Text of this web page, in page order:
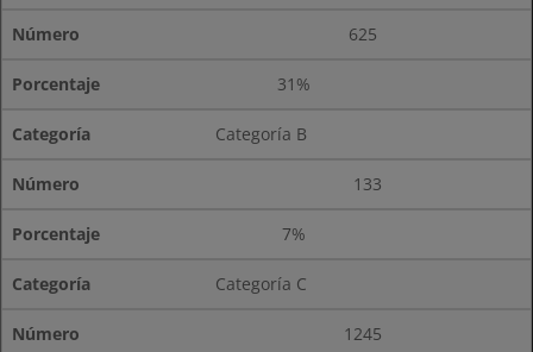
625
31%
Categoría B
133
7%
Categoría C
1245